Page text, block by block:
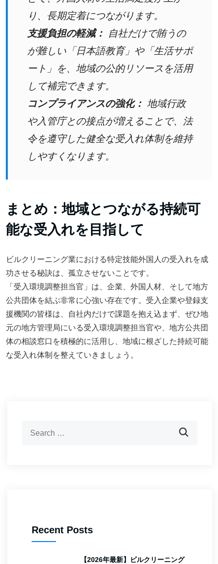
り、長期定着につながります。
支援負担の軽減：
自社だけで賄うの
が難しい「日本語教育」や「生活サポ
ート」を、地域の公的リソースを活用
して補完できます。
コンプライアンスの強化： 地域行政
や入管庁との接点が増えることで、法
令を遵守した健全な受入れ体制を維持
しやすくなります。
まとめ：地域とつながる持続可
能な受入れを目指して
ビルクリーニング業における特定技能外国人の受入れを成
功させる秘訣は、孤立させないことです。
「受入環境調整担当官」は、企業、外国人材、そして地方
公共団体を結ぶ非常に心強い存在です。受入企業や登録支
援機関の皆様は、自社内だけで課題を抱え込まず、ぜひ地
元の地方管理局にいる受入環境調整担当官や、地方公共団
体の相談窓口を積極的に活用し、地域に根ざした持続可能
な受入れ体制を整えていきましょう。
Recent Posts
【2026年最新】ビルクリーニング